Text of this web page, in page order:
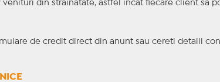
venituri din strainatate, astfel incat fiecare client sa
de credit direct din anunt sau cereti detalii